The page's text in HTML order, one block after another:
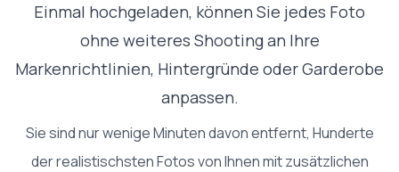
Einmal hochgeladen, können Sie jedes Foto
ohne weiteres Shooting an Ihre
Markenrichtlinien, Hintergründe oder Garderobe
anpassen.
Sie sind nur wenige Minuten davon entfernt, Hunderte
der realistischsten Fotos von Ihnen mit zusätzlichen